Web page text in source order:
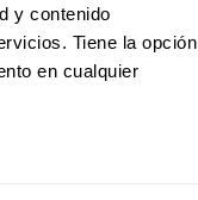
y contenido
Tiene la opción
en cualquier